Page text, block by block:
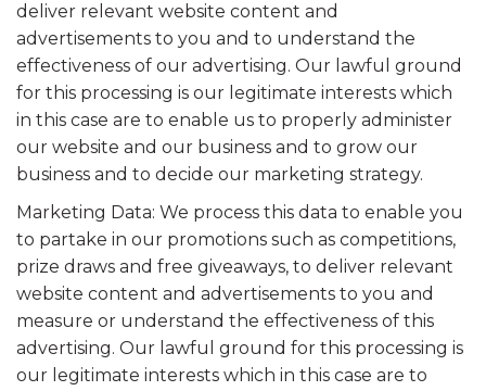
deliver relevant website content and
advertisements to you and to understand the
effectiveness of our advertising. Our lawful ground
for this processing is our legitimate interests which
in this case are to enable us to properly administer
our website and our business and to grow our
business and to decide our marketing strategy.
Marketing Data: We process this data to enable you
to partake in our promotions such as competitions,
prize draws and free giveaways, to deliver relevant
website content and advertisements to you and
measure or understand the effectiveness of this
advertising. Our lawful ground for this processing is
our legitimate interests which in this case are to